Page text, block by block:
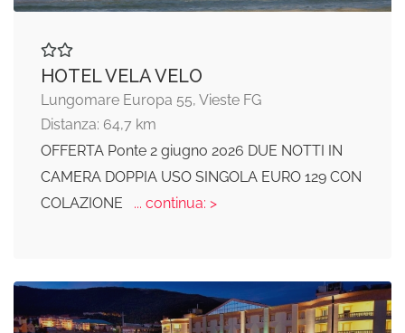
HOTEL VELA VELO
Lungomare Europa 55, Vieste FG
Distanza: 64,7 km
OFFERTA Ponte 2 giugno 2026 DUE NOTTI IN
CAMERA DOPPIA USO SINGOLA EURO 129 CON
COLAZIONE
... continua: >